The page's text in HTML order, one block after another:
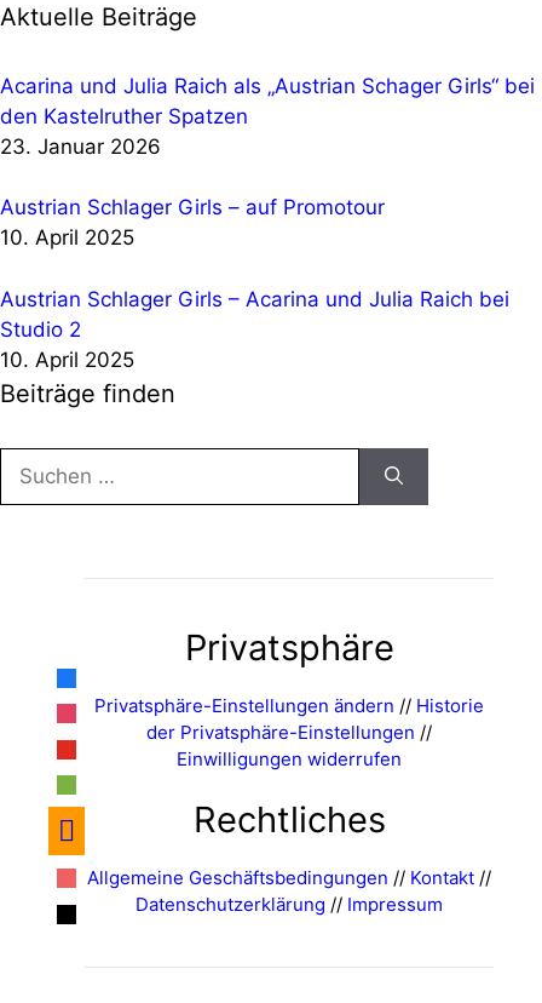
Aktuelle Beiträge
Acarina und Julia Raich als „Austrian Schager Girls“ bei
den Kastelruther Spatzen
23. Januar 2026
Austrian Schlager Girls – auf Promotour
10. April 2025
Austrian Schlager Girls – Acarina und Julia Raich bei
Studio 2
10. April 2025
Beiträge finden
nach:
facebook
instagram
youtube
spotify
amazon
itunes
mail
Privatsphäre
Privatsphäre-Einstellungen ändern // Historie
der Privatsphäre-Einstellungen //
Einwilligungen widerrufen
Rechtliches
Allgemeine Geschäftsbedingungen // Kontakt //
Datenschutzerklärung // Impressum